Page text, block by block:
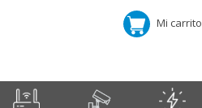
Mi carrito